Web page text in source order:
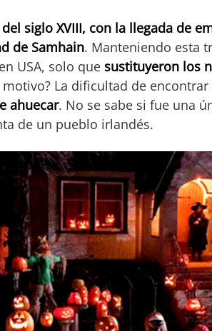
siglo XVIII, con la llegada de
de Samhain. Manteniendo esta
USA, solo que sustituyeron los
La dificultad de
ahuecar. No se sabe si fue una
de un pueblo irlandés.